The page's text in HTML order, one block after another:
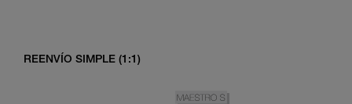
REENVÍO SIMPLE (1:1)